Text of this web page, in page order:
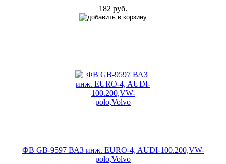
182 руб.
ФВ GB-9597 ВАЗ инж. EURO-4, AUDI-100.200,VW-
polo,Volvo